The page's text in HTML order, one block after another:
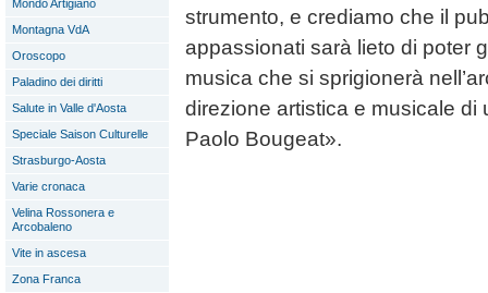
Mondo Artigiano
Montagna VdA
Oroscopo
Paladino dei diritti
Salute in Valle d'Aosta
Speciale Saison Culturelle
Strasburgo-Aosta
Varie cronaca
Velina Rossonera e
Arcobaleno
Vite in ascesa
Zona Franca
strumento, e crediamo che il
appassionati sarà lieto di poter
musica che si sprigionerà
direzione artistica e musicale di
Paolo Bougeat».